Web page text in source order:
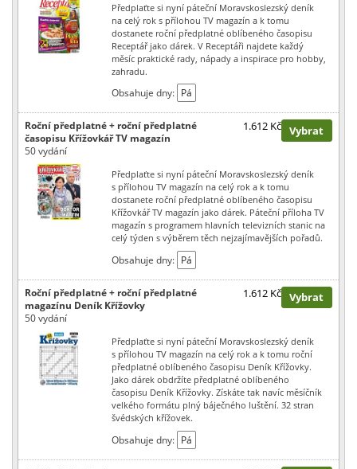
Předplaťte si nyní páteční Moravskoslezský deník
na celý rok s přílohou TV magazín a k tomu
dostanete roční předplatné oblíbeného časopisu
Receptář jako dárek. V Receptáři najdete každý
měsíc praktické rady, nápady a inspirace pro hobby,
zahradu.
Obsahuje dny: Pá
Roční předplatné + roční předplatné
časopisu Křížovkář TV magazín
50 vydání
1.612 Kč Vybrat
Předplaťte si nyní páteční Moravskoslezský deník
s přílohou TV magazín na celý rok a k tomu
dostanete roční předplatné oblíbeného časopisu
Křížovkář TV magazín jako dárek. Páteční příloha TV
magazín s programem hlavních televizních stanic na
celý týden s výběrem těch nejzajímavějších pořadů.
Obsahuje dny: Pá
Roční předplatné + roční předplatné
magazínu Deník Křížovky
50 vydání
1.612 Kč Vybrat
Předplaťte si nyní páteční Moravskoslezský deník
s přílohou TV magazín na celý rok a k tomu roční
předplatné oblíbeného časopisu Deník Křížovky.
Jako dárek obdržíte předplatné oblíbeného
časopisu Deník Křížovky. Získáte tak navíc měsíčník
velkého formátu plný báječného luštění. 32 stran
švédských křížovek.
Obsahuje dny: Pá